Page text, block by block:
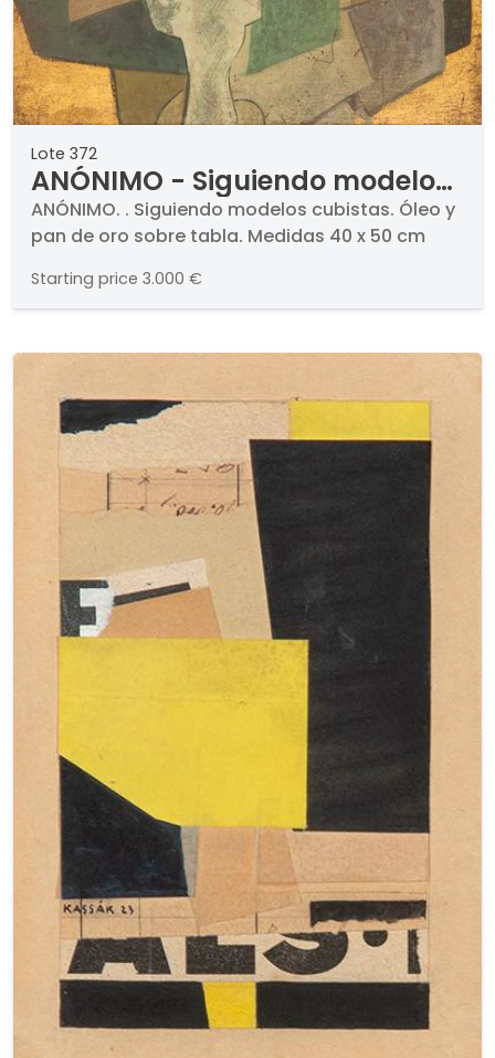
Lote 372
ANÓNIMO - Siguiendo modelos
cubistas
ANÓNIMO. . Siguiendo modelos cubistas. Óleo y
pan de oro sobre tabla. Medidas 40 x 50 cm
Starting price 3.000 €